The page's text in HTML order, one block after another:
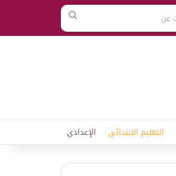
بحث
عن
التعليم الابتدائي الإعدادي